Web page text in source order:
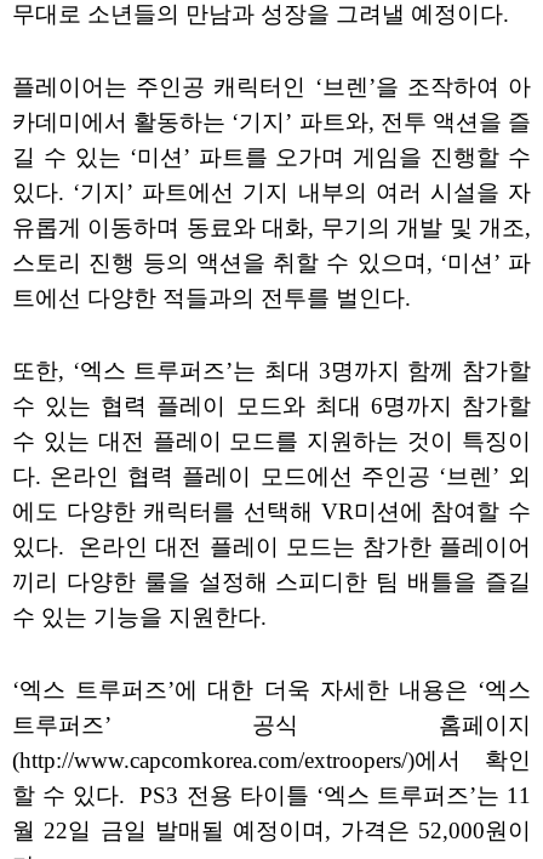
무대로 소년들의 만남과 성장을 그려낼 예정이다.
플레이어는 주인공 캐릭터인 ‘브렌’을 조작하여 아
카데미에서 활동하는 ‘기지’ 파트와, 전투 액션을 즐
길 수 있는 ‘미션’ 파트를 오가며 게임을 진행할 수
있다. ‘기지’ 파트에선 기지 내부의 여러 시설을 자
유롭게 이동하며 동료와 대화, 무기의 개발 및 개조,
스토리 진행 등의 액션을 취할 수 있으며, ‘미션’ 파
트에선 다양한 적들과의 전투를 벌인다.
또한, ‘엑스 트루퍼즈’는 최대 3명까지 함께 참가할
수 있는 협력 플레이 모드와 최대 6명까지 참가할
수 있는 대전 플레이 모드를 지원하는 것이 특징이
다. 온라인 협력 플레이 모드에선 주인공 ‘브렌’ 외
에도 다양한 캐릭터를 선택해 VR미션에 참여할 수
있다. 온라인 대전 플레이 모드는 참가한 플레이어
끼리 다양한 룰을 설정해 스피디한 팀 배틀을 즐길
수 있는 기능을 지원한다.
‘엑스 트루퍼즈’에 대한 더욱 자세한 내용은 ‘엑스
트루퍼즈’ 공식 홈페이지
(http://www.capcomkorea.com/extroopers/)에서 확인
할 수 있다. PS3 전용 타이틀 ‘엑스 트루퍼즈’는 11
월 22일 금일 발매될 예정이며, 가격은 52,000원이